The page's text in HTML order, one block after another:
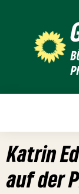
Katrin
auf der